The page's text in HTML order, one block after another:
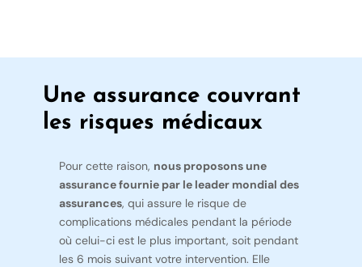
Une assurance couvrant
les risques médicaux
Pour cette raison, nous proposons une
assurance fournie par le leader mondial des
assurances, qui assure le risque de
complications médicales pendant la période
où celui-ci est le plus important, soit pendant
les 6 mois suivant votre intervention. Elle